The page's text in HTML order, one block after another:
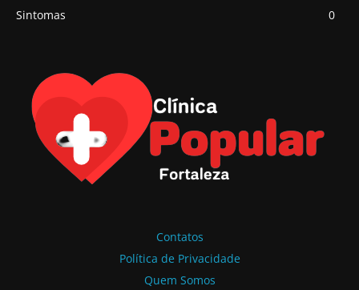
Sintomas
0
Contatos
Política de Privacidade
Quem Somos